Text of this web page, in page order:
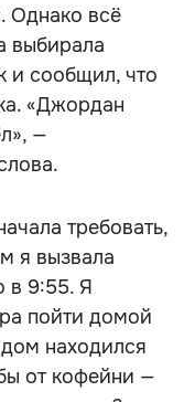
Однако всё
выбирала
и сообщил, что
«Джордан
—
требовать,
я вызвала
в 9:55. Я
пойти домой
находился
от кофейни —